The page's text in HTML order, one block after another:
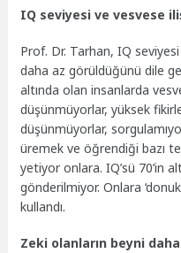
IQ seviyesi ve vesvese
Prof. Dr. Tarhan, IQ
daha az görüldüğünü dile
altında olan insanlarda
düşünmüyorlar, yüksek
düşünmüyorlar,
üremek ve öğrendiği bazı
yetiyor onlara. IQ’sü 70’in
gönderilmiyor. Onlara
kullandı.
Zeki olanların beyni